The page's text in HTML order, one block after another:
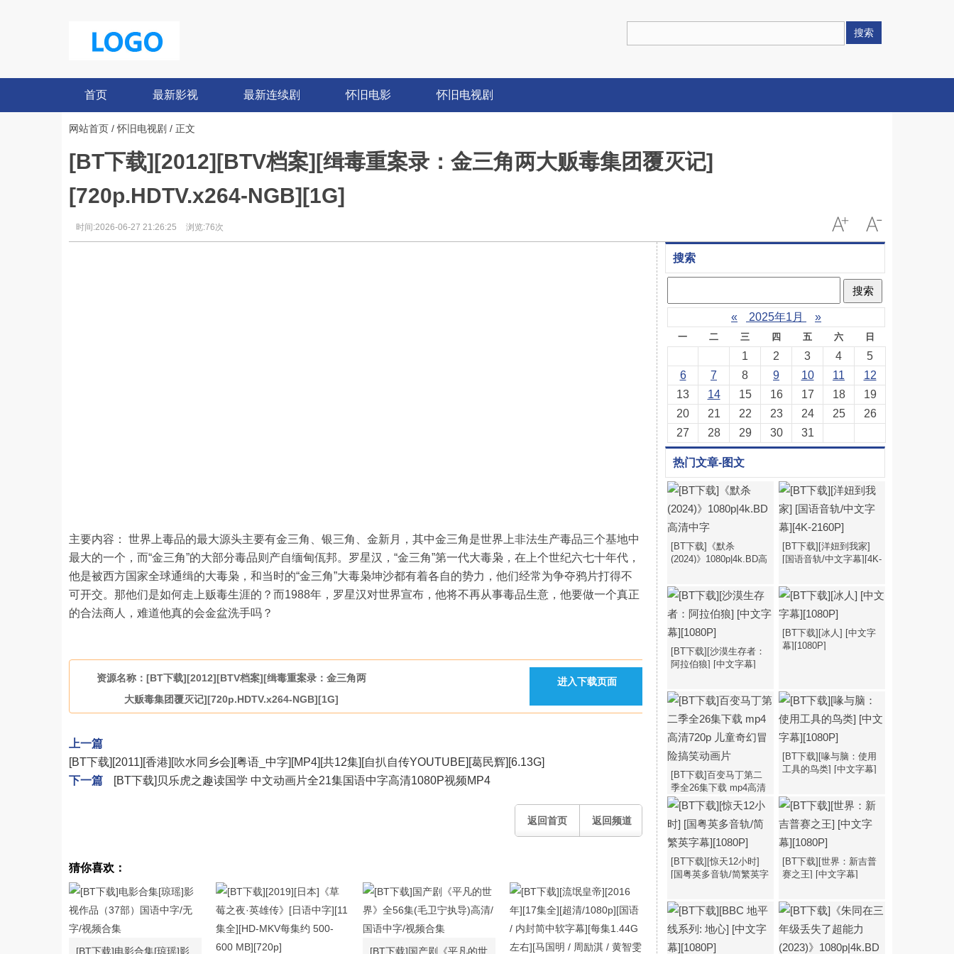
搜索
首页 最新影视 最新连续剧 怀旧电影 怀旧电视剧
网站首页 /怀旧电视剧 / 正文
[BT下载][2012][BTV档案][缉毒重案录：金三角两大贩毒集团覆灭记]
[720p.HDTV.x264-NGB][1G]
时间:2026-06-27 21:26:25 浏览:76次
主要内容： 世界上毒品的最大源头主要有金三角、银三角、金新月，其中金三角是世界上非法生产毒品三个基地中
最大的一个，而“金三角”的大部分毒品则产自缅甸佤邦。罗星汉，“金三角”第一代大毒枭，在上个世纪六七十年代，
他是被西方国家全球通缉的大毒枭，和当时的“金三角”大毒枭坤沙都有着各自的势力，他们经常为争夺鸦片打得不
可开交。那他们是如何走上贩毒生涯的？而1988年，罗星汉对世界宣布，他将不再从事毒品生意，他要做一个真正
的合法商人，难道他真的会金盆洗手吗？
资源名称：[BT下载][2012][BTV档案][缉毒重案录：金三角两
大贩毒集团覆灭记][720p.HDTV.x264-NGB][1G]
进入下载页面
上一篇
[BT下载][2011][香港][吹水同乡会][粤语_中字][MP4][共12集][自扒自传YOUTUBE][葛民辉][6.13G]
下一篇
[BT下载]贝乐虎之趣读国学 中文动画片全21集国语中字高清1080P视频MP4
返回首页 返回频道
猜你喜欢：
[BT下载]电影合集[琼瑶]影 [BT下载]国产剧《平凡的世
搜索
« 2025年1月 »
一 二 三 四 五 六 日
1 2 3 4
5
6
7 8 9 10 11
12
13
14 15 16 17 18
19
20
21 22 23 24 25
26
27
28 29 30 31
热门文章-图文
[BT下载]《默杀
(2024)》1080p|4k.BD高
[BT下载][洋妞到我家]
[国语音轨/中文字幕][4K-
[BT下载][沙漠生存者：
阿拉伯狼] [中文字幕]
[BT下载][冰人] [中文字
幕][1080P]
[BT下载]百变马丁第二
季全26集下载 mp4高清
720p 儿童奇幻冒险搞笑
动画片
[BT下载][喙与脑：使用
工具的鸟类] [中文字幕]
[BT下载][惊天12小时]
[国粤英多音轨/简繁英字
[BT下载][世界：新吉普
赛之王] [中文字幕]